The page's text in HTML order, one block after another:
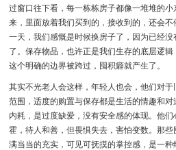
过窗口往下看，每一栋栋房子都像一堆堆的
来，里面放着我们买到的，接收到的，还会
一天，我们感慨是时候换房子了，因为已经
了。保存物品，也许正是我们生存的底层逻
这个明确的边界被跨过，囤积癖就产生了。
其实不光老人会这样，年轻人也会，他们对
范围，适度的购置与保存都是生活的情趣和
内耗，是过度缺爱，没有安全感的体现。他
霍，待人和善，但畏惧失去，害怕变数。那
满当当的充实，可见可抚摸的掌控感，是一